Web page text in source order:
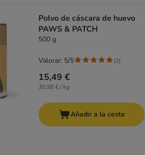
Polvo de cáscara de huevo
PAWS & PATCH
500 g
15,49 €
30,98 € / kg
Valorar: 5/5 (2)
Añadir a la cesta